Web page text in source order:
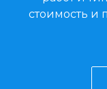
стоимость и